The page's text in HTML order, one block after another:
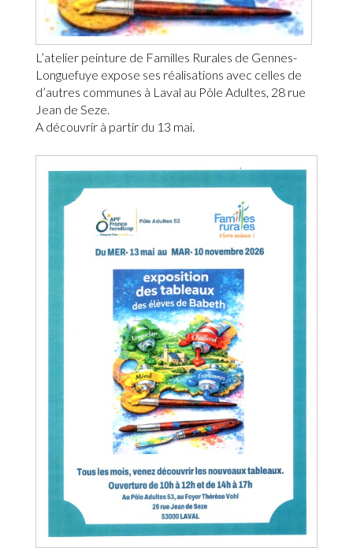
L’atelier peinture de Familles Rurales de Gennes-
Longuefuye expose ses réalisations avec celles de
d’autres communes à Laval au Pôle Adultes, 28 rue
Jean de Seze.
A découvrir à partir du 13 mai.